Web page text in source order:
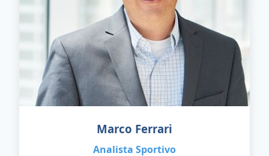
Marco Ferrari
Analista Sportivo